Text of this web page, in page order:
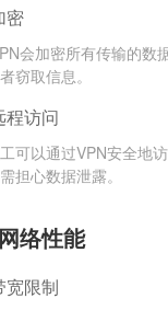
密
会加密所有传输的数
窃取信息。
程访问
可以通过VPN安全地
担心数据泄露。
络性能
宽限制